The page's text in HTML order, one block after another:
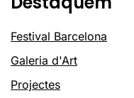
Festival Barcelona
Galeria d'Art
Projectes